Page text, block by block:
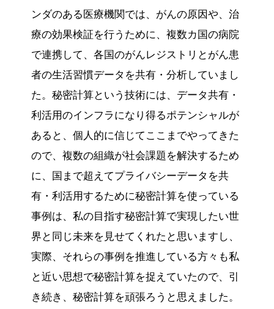
ンダのある医療機関では、がんの原因や、治
療の効果検証を行うために、複数カ国の病院
で連携して、各国のがんレジストリとがん患
者の生活習慣データを共有・分析していまし
た。秘密計算という技術には、データ共有・
利活用のインフラになり得るポテンシャルが
あると、個人的に信じてここまでやってきた
ので、複数の組織が社会課題を解決するため
に、国まで超えてプライバシーデータを共
有・利活用するために秘密計算を使っている
事例は、私の目指す秘密計算で実現したい世
界と同じ未来を見せてくれたと思いますし、
実際、それらの事例を推進している方々も私
と近い思想で秘密計算を捉えていたので、引
き続き、秘密計算を頑張ろうと思えました。